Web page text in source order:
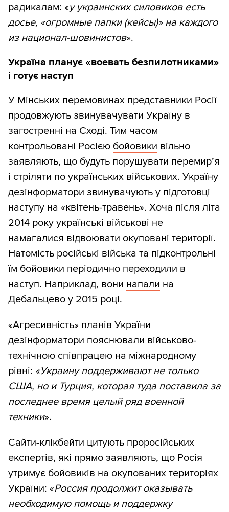
радикалам: «у украинских силовиков есть
досье, «огромные папки (кейсы)» на каждого
из национал-шовинистов».
Україна планує «воевать безпилотниками»
і готує наступ
У Мінських перемовинах представники Росії
продовжують звинувачувати Україну в
загостренні на Сході. Тим часом
контрольовані Росією бойовики вільно
заявляють, що будуть порушувати перемир’я
і стріляти по українських військових. Україну
дезінформатори звинувачують у підготовці
наступу на «квітень-травень». Хоча після літа
2014 року українські військові не
намагалися відвоювати окуповані території.
Натомість російські війська та підконтрольні
їм бойовики періодично переходили в
наступ. Наприклад, вони напали на
Дебальцево у 2015 році.
«Агресивність» планів України
дезінформатори пояснювали військово-
технічною співпрацею на міжнародному
рівні: «Украину поддерживают не только
США, но и Турция, которая туда поставила за
последнее время целый ряд военной
техники».
Сайти-клікбейти цитують проросійських
експертів, які прямо заявляють, що Росія
утримує бойовиків на окупованих територіях
України: «Россия продолжит оказывать
необходимую помощь и поддержку